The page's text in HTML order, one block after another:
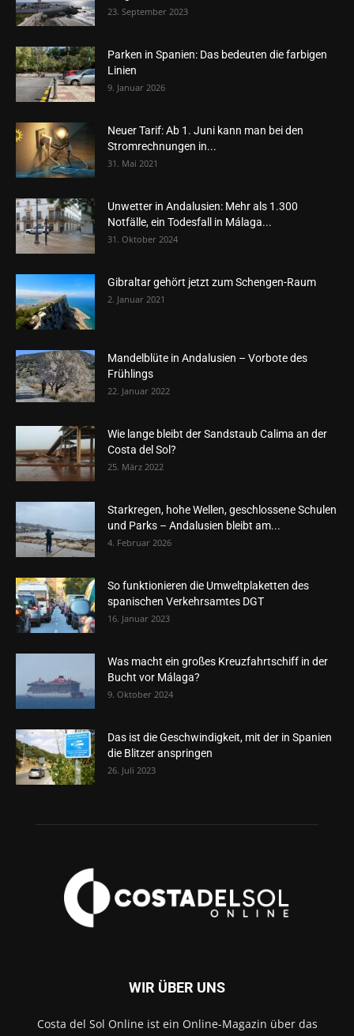
23. September 2023
Parken in Spanien: Das bedeuten die farbigen
Linien
9. Januar 2026
Neuer Tarif: Ab 1. Juni kann man bei den
Stromrechnungen in...
31. Mai 2021
Unwetter in Andalusien: Mehr als 1.300
Notfälle, ein Todesfall in Málaga...
31. Oktober 2024
Gibraltar gehört jetzt zum Schengen-Raum
2. Januar 2021
Mandelblüte in Andalusien – Vorbote des
Frühlings
22. Januar 2022
Wie lange bleibt der Sandstaub Calima an der
Costa del Sol?
25. März 2022
Starkregen, hohe Wellen, geschlossene Schulen
und Parks – Andalusien bleibt am...
4. Februar 2026
So funktionieren die Umweltplaketten des
spanischen Verkehrsamtes DGT
16. Januar 2023
Was macht ein großes Kreuzfahrtschiff in der
Bucht vor Málaga?
9. Oktober 2024
Das ist die Geschwindigkeit, mit der in Spanien
die Blitzer anspringen
26. Juli 2023
WIR ÜBER UNS
Costa del Sol Online ist ein Online-Magazin über das